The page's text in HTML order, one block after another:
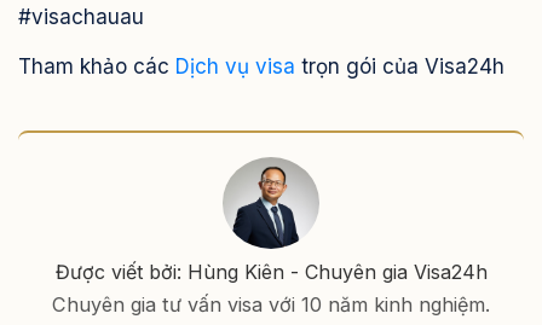
#visachauau
Tham khảo các Dịch vụ visa trọn gói của Visa24h
Được viết bởi: Hùng Kiên - Chuyên gia Visa24h
Chuyên gia tư vấn visa với 10 năm kinh nghiệm.